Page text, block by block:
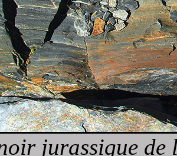
jurassique de